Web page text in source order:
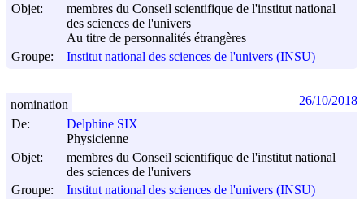
Objet:
membres du Conseil scientifique de l'institut national
des sciences de l'univers
Au titre de personnalités étrangères
Groupe:
Institut national des sciences de l'univers (INSU)
De:
Delphine SIX
Physicienne
Objet:
membres du Conseil scientifique de l'institut national
des sciences de l'univers
Groupe:
Institut national des sciences de l'univers (INSU)
nomination 26/10/2018